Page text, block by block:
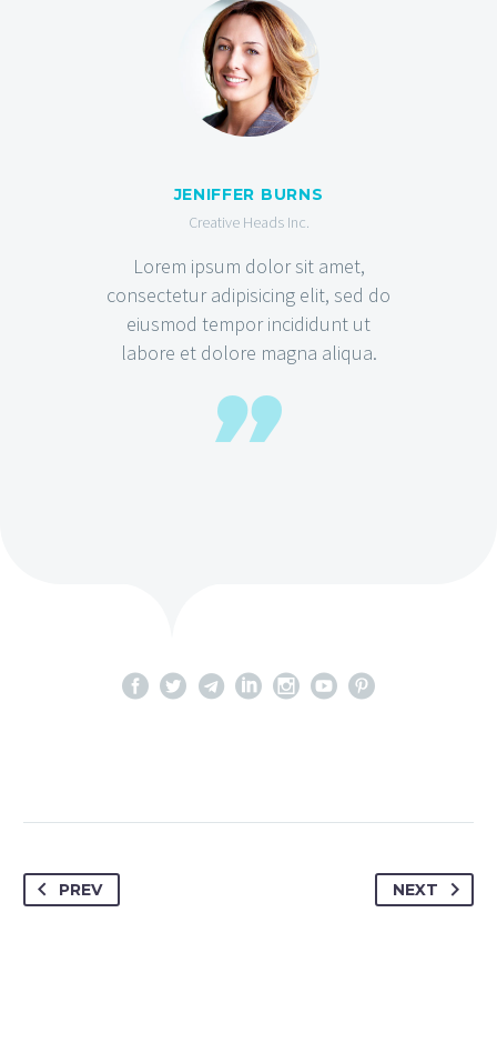
JENIFFER BURNS
Creative Heads Inc.
Lorem ipsum dolor sit amet,
consectetur adipisicing elit, sed do
eiusmod tempor incididunt ut
labore et dolore magna aliqua.
PREV NEXT